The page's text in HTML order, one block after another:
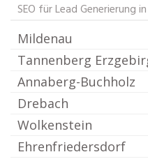
SEO für Lead Generierung
Mildenau
Tannenberg
Annaberg-Buchholz
Drebach
Wolkenstein
Ehrenfriedersdorf